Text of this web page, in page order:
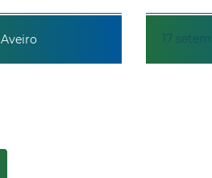
Aveiro 17